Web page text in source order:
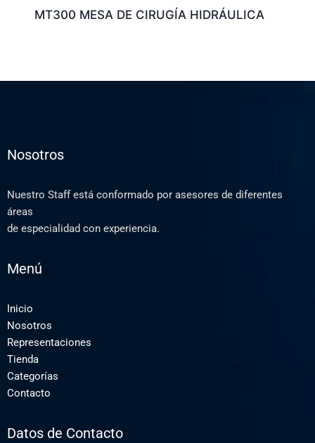
MT300 MESA DE CIRUGÍA HIDRÁULICA
Nosotros
Nuestro Staff está conformado por asesores de diferentes
áreas
de especialidad con experiencia.
Menú
Inicio
Nosotros
Representaciones
Tienda
Categorías
Contacto
Datos de Contacto